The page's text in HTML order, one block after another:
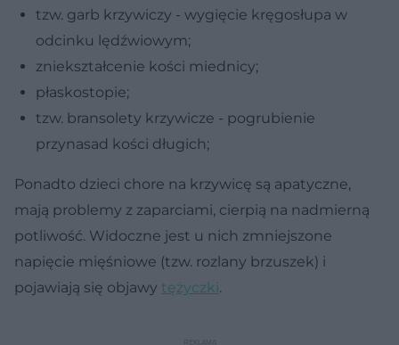
tzw. garb krzywiczy - wygięcie kręgosłupa w
odcinku lędźwiowym;
zniekształcenie kości miednicy;
płaskostopie;
tzw. bransolety krzywicze - pogrubienie
przynasad kości długich;
Ponadto dzieci chore na krzywicę są apatyczne,
mają problemy z zaparciami, cierpią na nadmierną
potliwość. Widoczne jest u nich zmniejszone
napięcie mięśniowe (tzw. rozlany brzuszek) i
pojawiają się objawy tężyczki.